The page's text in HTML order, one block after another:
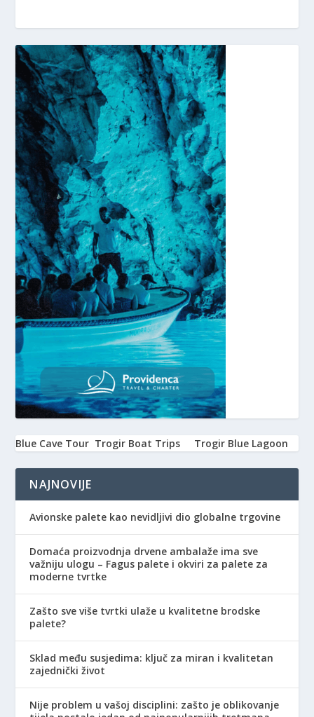
Blue Cave Tour Trogir Boat Trips Trogir Blue Lagoon
NAJNOVIJE
Avionske palete kao nevidljivi dio globalne trgovine
Domaća proizvodnja drvene ambalaže ima sve
važniju ulogu – Fagus palete i okviri za palete za
moderne tvrtke
Zašto sve više tvrtki ulaže u kvalitetne brodske
palete?
Sklad među susjedima: ključ za miran i kvalitetan
zajednički život
Nije problem u vašoj disciplini: zašto je oblikovanje